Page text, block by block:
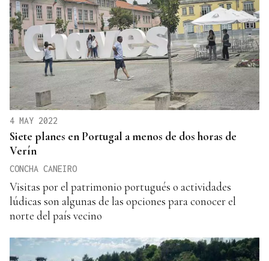
4 MAY 2022
Siete planes en Portugal a menos de dos horas de
Verín
CONCHA CANEIRO
Visitas por el patrimonio portugués o actividades
lúdicas son algunas de las opciones para conocer el
norte del país vecino